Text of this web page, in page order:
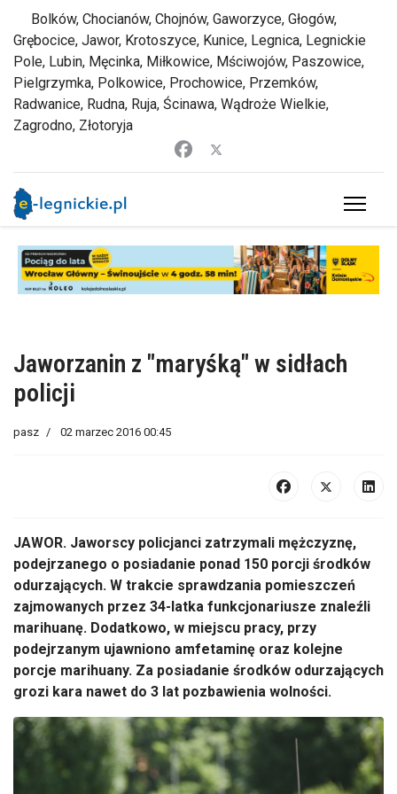
Bolków, Chocianów, Chojnów, Gaworzyce, Głogów,
Grębocice, Jawor, Krotoszyce, Kunice, Legnica, Legnickie
Pole, Lubin, Męcinka, Miłkowice, Mściwojów, Paszowice,
Pielgrzymka, Polkowice, Prochowice, Przemków,
Radwanice, Rudna, Ruja, Ścinawa, Wądroże Wielkie,
Zagrodno, Złotoryja
Jaworzanin z "maryśką" w sidłach
policji
pasz 02 marzec 2016 00:45
JAWOR. Jaworscy policjanci zatrzymali mężczyznę,
podejrzanego o posiadanie ponad 150 porcji środków
odurzających. W trakcie sprawdzania pomieszczeń
zajmowanych przez 34-latka funkcjonariusze znaleźli
marihuanę. Dodatkowo, w miejscu pracy, przy
podejrzanym ujawniono amfetaminę oraz kolejne
porcje marihuany. Za posiadanie środków odurzających
grozi kara nawet do 3 lat pozbawienia wolności.